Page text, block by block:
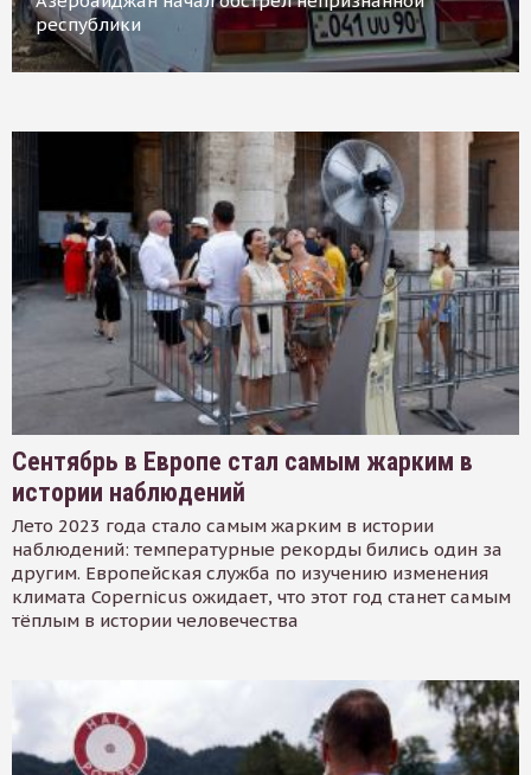
республики
Сентябрь в Европе стал самым жарким в
истории наблюдений
Лето 2023 года стало самым жарким в истории
наблюдений: температурные рекорды бились один за
другим. Европейская служба по изучению изменения
климата Copernicus ожидает, что этот год станет самым
тёплым в истории человечества